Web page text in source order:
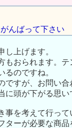
んばって下さい
し上げます。
もおられます。
るのですね。
ですが、お問い
に頭が下がる思い
事を考えて行っ
ターが必要な商